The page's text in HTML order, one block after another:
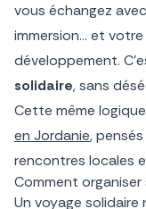
vous échangez
immersion… et
développement.
solidaire, sans
Cette même
en Jordanie,
rencontres locales
Comment
Un voyage solidaire